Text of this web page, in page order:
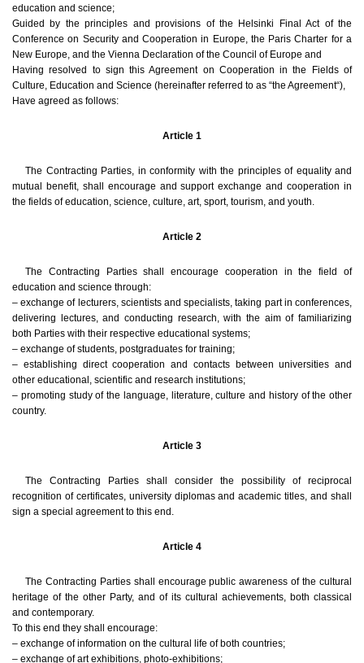
education and science;
Guided by the principles and provisions of the Helsinki Final Act of the
Conference on Security and Cooperation in Europe, the Paris Charter for a
New Europe, and the Vienna Declaration of the Council of Europe and
Having resolved to sign this Agreement on Cooperation in the Fields of
Culture, Education and Science (hereinafter referred to as “the Agreement“),
Have agreed as follows:
Article 1
The Contracting Parties, in conformity with the principles of equality and
mutual benefit, shall encourage and support exchange and cooperation in
the fields of education, science, culture, art, sport, tourism, and youth.
Article 2
The Contracting Parties shall encourage cooperation in the field of
education and science through:
– exchange of lecturers, scientists and specialists, taking part in conferences,
delivering lectures, and conducting research, with the aim of familiarizing
both Parties with their respective educational systems;
– exchange of students, postgraduates for training;
– establishing direct cooperation and contacts between universities and
other educational, scientific and research institutions;
– promoting study of the language, literature, culture and history of the other
country.
Article 3
The Contracting Parties shall consider the possibility of reciprocal
recognition of certificates, university diplomas and academic titles, and shall
sign a special agreement to this end.
Article 4
The Contracting Parties shall encourage public awareness of the cultural
heritage of the other Party, and of its cultural achievements, both classical
and contemporary.
To this end they shall encourage:
– exchange of information on the cultural life of both countries;
– exchange of art exhibitions, photo-exhibitions;